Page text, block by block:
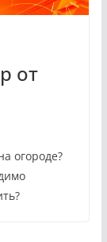
от
огороде?